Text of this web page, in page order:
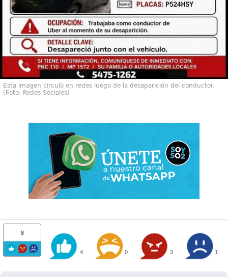
Esta imagen circuló en redes luego de la desaparición del conductor.
(Foto: Redes Sociales)
8
4 0 3 1